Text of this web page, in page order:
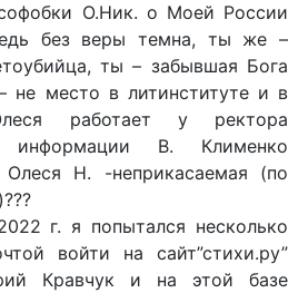
О.Ник. о Моей России
без веры темна, ты же –
ты – забывшая Бога
не место в литинституте и в
работает у ректора
информации В. Клименко
Олеся Н. -неприкасаемая (по
г. я попытался несколько
войти на сайт”стихи.ру”
Кравчук и на этой базе